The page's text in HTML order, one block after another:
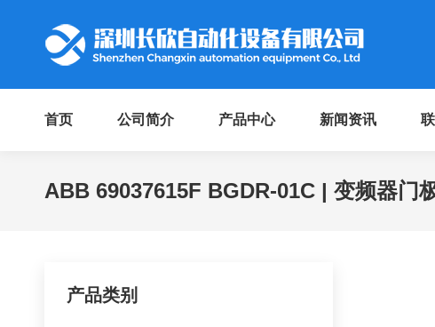
首页 公司简介 产品中心 新闻资讯
ABB 69037615F BGDR-01C | 变频器门
产品类别